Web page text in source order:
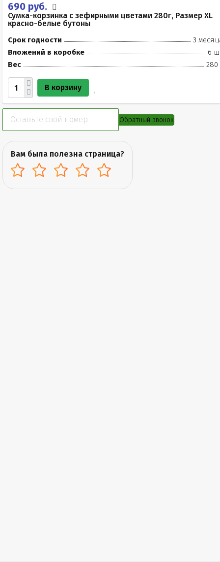
690 руб.
Сумка-корзинка с зефирными цветами 280г, Размер XL
красно-белые бутоны
Срок годности
3
Вложений в коробке
6
Вес
280
В корзину
Обратный звонок
Вам была полезна страница?